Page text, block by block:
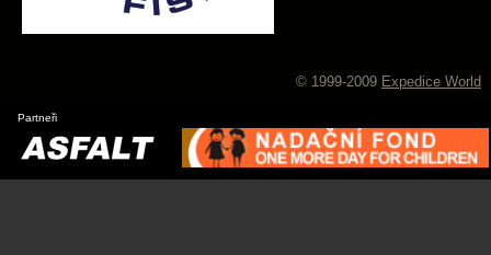
© 1999-2009 Expedice World
Partneři